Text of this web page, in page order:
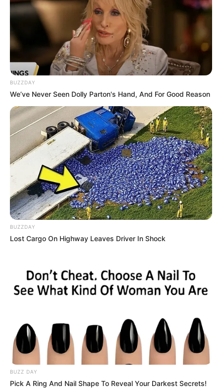
Hotels suchen und buchen
Preiswert bei verschiedenen Anbietern,
inklusiveWellnesshotels- auchweltweit
Rezepte
Leckere Rezepte zum Selbermachen mit
Kochrezepten
undGetränken
BUZZDAY
We’ve Never Seen Dolly Parton's Hand, And For Good Reason
BUZZDAY
Lost Cargo On Highway Leaves Driver In Shock
BUZZ DAY
Pick A Ring And Nail Shape To Reveal Your Darkest Secrets!